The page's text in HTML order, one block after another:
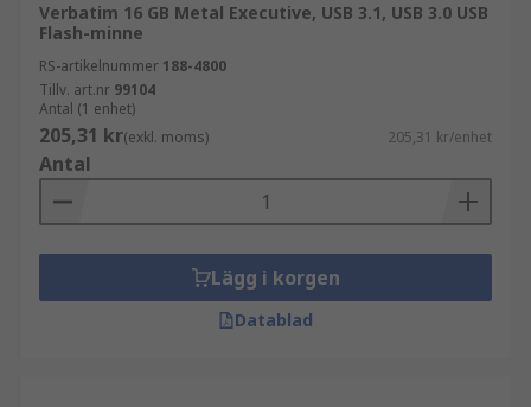
Verbatim 16 GB Metal Executive, USB 3.1, USB 3.0 USB
Flash-minne
RS-artikelnummer 188-4800
Tillv. art.nr 99104
Antal (1 enhet)
205,31 kr(exkl. moms) 205,31 kr/enhet
Antal
Lägg i korgen
Datablad